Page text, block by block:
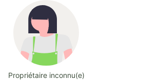
Propriétaire inconnu(e)